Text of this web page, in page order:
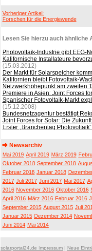
Vorheriger Artikel:
Forschen für die Energiewende
Lesen Sie hierzu auch ähnliche
Photovoltaik-Industrie gibt EEG-
Kalifornische Installateure
(15.03.2012)
Der Markt für Solarspeicher
Kalifornien bleibt Fotovoltaik-
Netzwerkhöhepunkt am zweiten
Premiere in Asien: Joint Forces
Spanischer Fotovoltaik-Markt
(15.12.2008)
Bundesnetzagentur bestätigt
Joint Forces for Solar: Die
Erster „Branchentag
Newsarchiv
Mai 2019 April 2019 März 2019
Oktober 2018 September 2018
Februar 2018 Januar 2018
2017 Juli 2017 Juni 2017 Mai 2017
2016 November 2016 Oktober 2016
April 2016 März 2016 Februar 2016
September 2015 August 2015 Juli
Januar 2015 Dezember 2014
Juni 2014 Mai 2014
solarportal24.de Impressum | Neue